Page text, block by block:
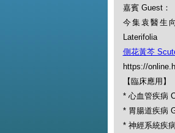
嘉賓 Guest：
今集袁醫生
Laterifolia
側花黃芩
https://
【臨床應用】
* 心血管疾病
* 胃腸道疾病
* 神經系統疾